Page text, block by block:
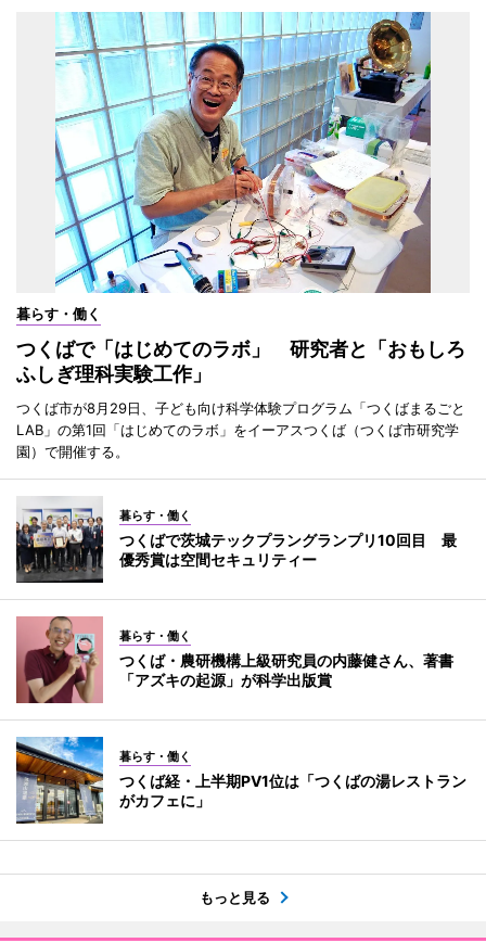
暮らす・働く
つくばで「はじめてのラボ」 研究者と「おもしろ
ふしぎ理科実験工作」
つくば市が8月29日、子ども向け科学体験プログラム「つくばまるごと
LAB」の第1回「はじめてのラボ」をイーアスつくば（つくば市研究学
園）で開催する。
暮らす・働く
つくばで茨城テックプラングランプリ10回目 最
優秀賞は空間セキュリティー
暮らす・働く
つくば・農研機構上級研究員の内藤健さん、著書
「アズキの起源」が科学出版賞
暮らす・働く
つくば経・上半期PV1位は「つくばの湯レストラン
がカフェに」
もっと見る